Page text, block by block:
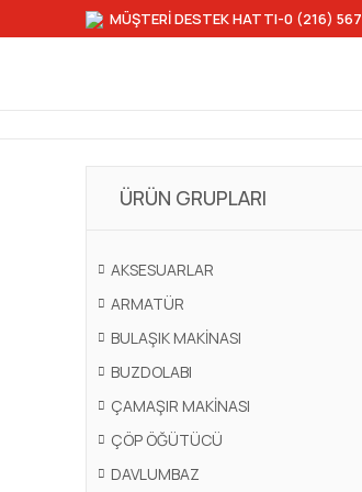
MÜŞTERİ DESTEK HATTI-0 (216)
ÜRÜN GRUPLARI
AKSESUARLAR
ARMATÜR
BULAŞIK MAKİNASI
BUZDOLABI
ÇAMAŞIR MAKİNASI
ÇÖP ÖĞÜTÜCÜ
DAVLUMBAZ